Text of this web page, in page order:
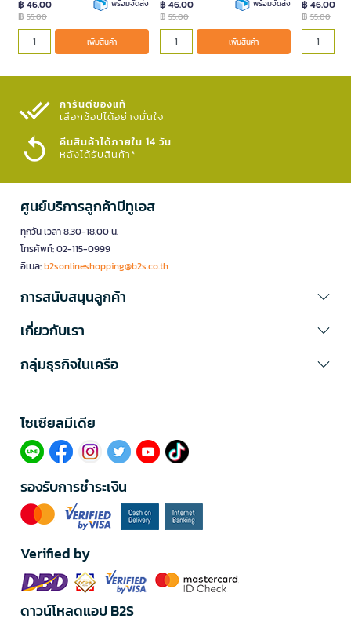
฿ 46.00
฿ 55.00
พร้อมจัดส่ง
เพิ่มสินค้า
฿ 46.00
฿ 55.00
พร้อมจัดส่ง
เพิ่มสินค้า
฿ 46.00
฿55.00
การันตีของแท้
เลือกช้อปได้อย่างมั่นใจ​
คืนสินค้าได้ภายใน 14 วัน
หลังได้รับสินค้า*
ศูนย์บริการลูกค้าบีทูเอส
ทุกวัน เวลา 8.30-18.00 น.
โทรศัพท์: 02-115-0999
อีเมล:b2sonlineshopping@b2s.co.th
การสนับสนุนลูกค้า
เกี่ยวกับเรา
กลุ่มธุรกิจในเครือ
โซเซียลมีเดีย​
รองรับการชำระเงิน
Verified by
ดาวน์โหลดแอป B2S